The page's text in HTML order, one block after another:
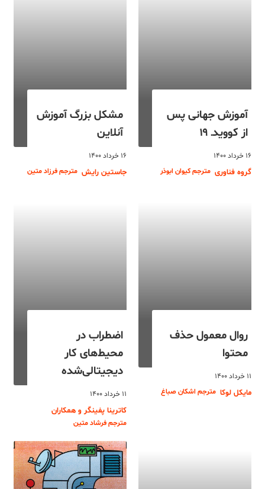
آموزش جهانی پس
از کوویدـ ۱۹
۱۶ خرداد ۱۴۰۰
گروه فناوری مترجم کیوان ابوذر
مشکل بزرگ آموزش
آنلاین
۱۶ خرداد ۱۴۰۰
جاستین رایش مترجم فرزاد متین
روال معمول حذف
محتوا
۱۱ خرداد ۱۴۰۰
مایکل لوکا مترجم اشکان صباغ
اضطراب در
محیط‌های کار
دیجیتالی‌شده
۱۱ خرداد ۱۴۰۰
کاترینا پفینگر و همکاران
مترجم فرشاد متین